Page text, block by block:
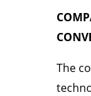
The